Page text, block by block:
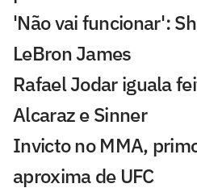
'Não vai funcionar':
LeBron James
Rafael Jodar iguala
Alcaraz e Sinner
Invicto no MMA,
aproxima de UFC